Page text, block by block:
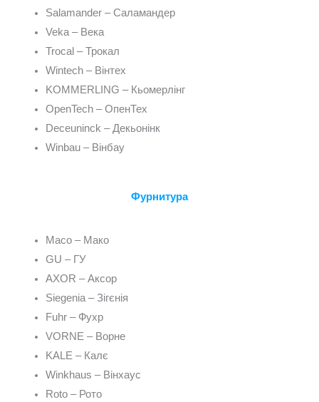
Salamander – Саламандер
Veka – Века
Trocal – Трокал
Wintech – Вінтех
KOMMERLING – Кьомерлінг
OpenTech – ОпенТех
Deceuninck – Декьонінк
Winbau – Вінбау
Фурнитура
Maco – Мако
GU – ГУ
AXOR – Аксор
Siegenia – Зігєнія
Fuhr – Фухр
VORNE – Ворне
KALE – Калє
Winkhaus – Вінхаус
Roto – Рото